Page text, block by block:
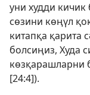
уни худди
сөзини көңүл
китапқа қарита
болсиңиз, Худа
көзқарашларни
[24:4]).